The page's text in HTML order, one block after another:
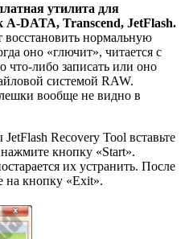
утилита для
A-DATA, Transcend, JetFlash.
восстановить нормальную
оно «глючит», читается с
либо записать или оно
системой RAW.
вообще не видно в
Recovery Tool вставьте
кнопку «Start».
их устранить. После
на кнопку «Exit».